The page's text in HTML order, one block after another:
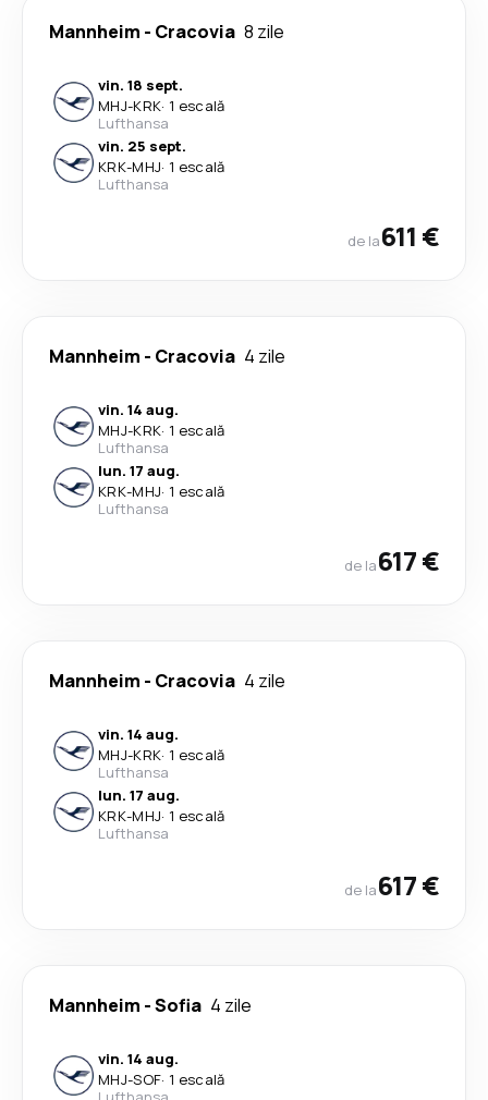
Mannheim - Cracovia 8 zile
vin. 18 sept.
MHJ-KRK· 1 escală
Lufthansa
vin. 25 sept.
KRK-MHJ· 1 escală
Lufthansa
de la611 €
Mannheim - Cracovia 4 zile
vin. 14 aug.
MHJ-KRK· 1 escală
Lufthansa
lun. 17 aug.
KRK-MHJ· 1 escală
Lufthansa
de la617 €
Mannheim - Cracovia 4 zile
vin. 14 aug.
MHJ-KRK· 1 escală
Lufthansa
lun. 17 aug.
KRK-MHJ· 1 escală
Lufthansa
de la617 €
Mannheim -Sofia 4 zile
vin. 14 aug.
MHJ-SOF· 1 escală